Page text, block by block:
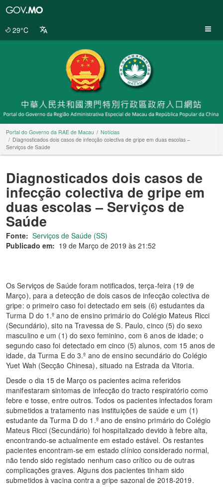
29°C
Portal do Governo da RAE de Macau
Notícias
Diagnosticados dois casos de infecção colectiva de gripe em duas escolas –
Serviços de Saúde
Diagnosticados dois casos de
infecção colectiva de gripe em
duas escolas – Serviços de
Saúde
Fonte: Serviços de Saúde (SS)
Publicado em: 19 de Março de 2019 às 21:52
Os Serviços de Saúde foram notificados, terça-feira (19 de
Março), para a detecção de dois casos de infecção colectiva de
gripe: o primeiro caso foi detectado em seis (6) estudantes da
Turma D do 1.º ano de ensino primário do Colégio Mateus Ricci
(Secundário), sito na Travessa de S. Paulo, cinco (5) do sexo
masculino e um (1) do sexo feminino, com 6 anos de idade; o
segundo caso foi detectado em cinco (5) alunos, com 15 anos de
idade, da Turma E do 3.º ano de ensino secundário do Colégio
Yuet Wah (Secção Chinesa), situado na Estrada da Vitoria.
Desde o dia 15 de Março os pacientes acima referidos
manifestaram sintomas de infecção do tracto respiratório como
febre e tosse, entre outros. Todos os pacientes infectados foram
submetidos a tratamento nas instituições de saúde e um (1)
estudante da Turma D do 1.º ano de ensino primário do Colégio
Mateus Ricci (Secundário) foi hospitalizado devido à febre alta,
encontrando-se actualmente em estado estável. Os restantes
pacientes encontram-se em estado clínico considerado normal,
não tendo sido registado nenhum caso crítico ou de outras
complicações graves. Alguns dos pacientes tinham sido
submetidos à vacina contra a gripe sazonal de 2018-2019.